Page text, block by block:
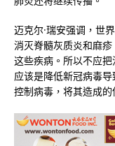
迈克尔·瑞安强调，世
消灭脊髓灰质炎和麻
这些疾病。所以不应
应该是降低新冠病毒
控制病毒，将其造成的